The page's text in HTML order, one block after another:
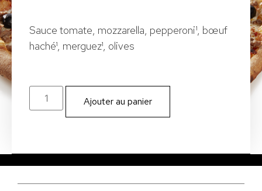
Sauce tomate, mozzarella, pepperoni¹, bœuf
haché¹, merguez¹, olives
Ajouter au panier